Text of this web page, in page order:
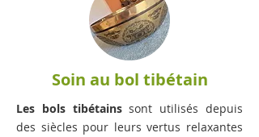
Soin au bol tibétain
Les bols tibétainssont utilisés depuis
des siècles pour leurs vertus relaxantes